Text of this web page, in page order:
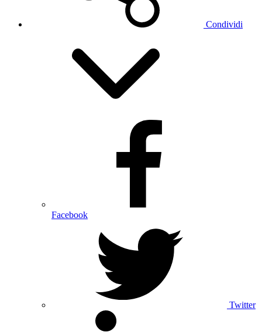
Condividi
Facebook
Twitter